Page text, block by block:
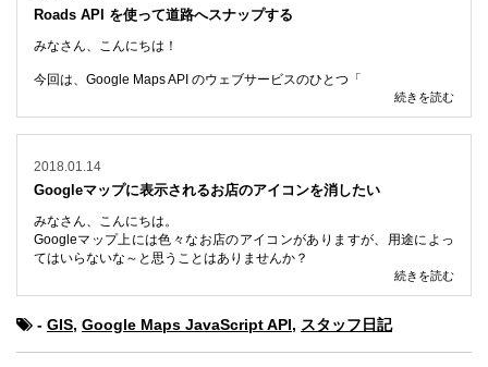
Roads API を使って道路へスナップする
みなさん、こんにちは！
今回は、Google Maps API のウェブサービスのひとつ「
続きを読む
2018.01.14
Googleマップに表示されるお店のアイコンを消したい
みなさん、こんにちは。
Googleマップ上には色々なお店のアイコンがありますが、用途によっ
てはいらないな～と思うことはありませんか？
続きを読む
- GIS, Google Maps JavaScript API, スタッフ日記